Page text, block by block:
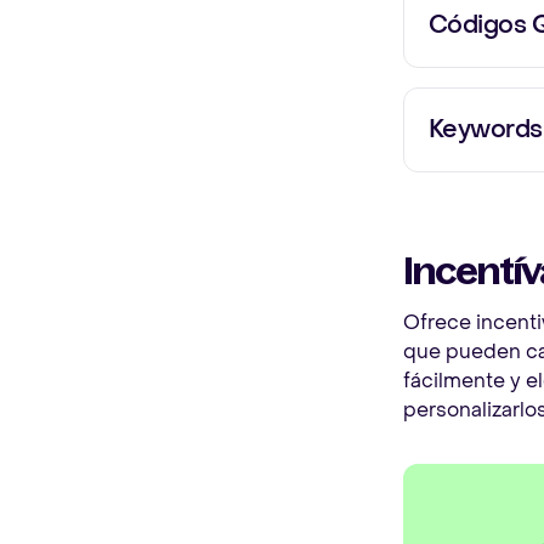
Códigos
Transforma
son muy
empaques,
Keywords
Crea
Ofrece
que pueden
fácilmente y